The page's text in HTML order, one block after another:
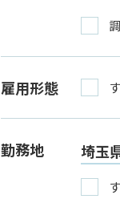
雇用形態
勤務地 埼玉